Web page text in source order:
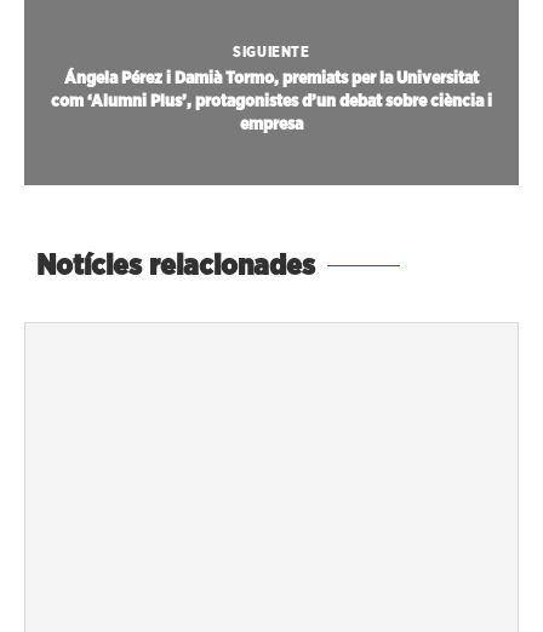
SIGUIENTE
Ángela Pérez i Damià Tormo, premiats per la Universitat
com ‘Alumni Plus’, protagonistes d’un debat sobre ciència i
empresa
Notícies relacionades